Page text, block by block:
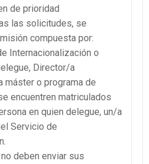
de prioridad
las solicitudes, se
compuesta por:
Internacionalización o
Director/a
máster o programa de
encuentren matriculados
en quien delegue, un/a
Servicio de
deben enviar sus